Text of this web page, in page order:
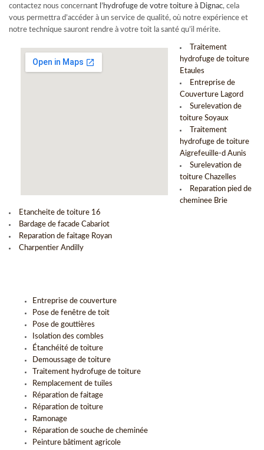
contactez nous concernant l’ hydrofuge de votre toiture à Dignac, cela
vous permettra d’accéder à un service de qualité, où notre expérience et
notre technique sauront rendre à votre toit la santé qu’il mérite.
Traitement
hydrofuge de toiture
Etaules
Entreprise de
Couverture Lagord
Surelevation de
toiture Soyaux
Traitement
hydrofuge de toiture
Aigrefeuille-d Aunis
Surelevation de
toiture Chazelles
Reparation pied de
cheminee Brie
Etancheite de toiture 16
Bardage de facade Cabariot
Reparation de faitage Royan
Charpentier Andilly
Entreprise de couverture
Pose de fenêtre de toit
Pose de gouttières
Isolation des combles
Étanchéité de toiture
Demoussage de toiture
Traitement hydrofuge de toiture
Remplacement de tuiles
Réparation de faitage
Réparation de toiture
Ramonage
Réparation de souche de cheminée
Peinture bâtiment agricole